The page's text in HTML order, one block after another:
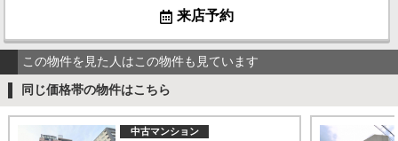
来店予約
この物件を見た人はこの物件も見ています
同じ価格帯の物件はこちら
中古マンション